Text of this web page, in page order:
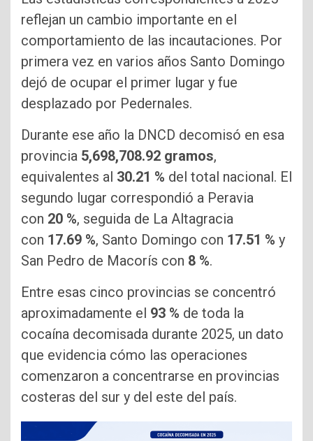
reflejan un cambio importante en el
comportamiento de las incautaciones. Por
primera vez en varios años Santo Domingo
dejó de ocupar el primer lugar y fue
desplazado por Pedernales.
Durante ese año la DNCD decomisó en esa
provincia 5,698,708.92 gramos,
equivalentes al 30.21 % del total nacional. El
segundo lugar correspondió a Peravia
con 20 %, seguida de La Altagracia
con 17.69 %, Santo Domingo con 17.51 % y
San Pedro de Macorís con 8 %.
Entre esas cinco provincias se concentró
aproximadamente el 93 % de toda la
cocaína decomisada durante 2025, un dato
que evidencia cómo las operaciones
comenzaron a concentrarse en provincias
costeras del sur y del este del país.